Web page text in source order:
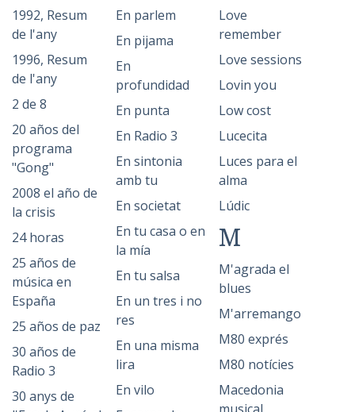
1992, Resum
de l'any
1996, Resum
de l'any
2 de 8
20 años del
programa
"Gong"
2008 el año de
la crisis
24 horas
25 años de
música en
España
25 años de paz
30 años de
Radio 3
30 anys de
En parlem
En pijama
En
profundidad
En punta
En Radio 3
En sintonia
amb tu
En societat
En tu casa o en
la mía
En tu salsa
En un tres i no
res
En una misma
lira
En vilo
Love
remember
Love sessions
Lovin you
Low cost
Lucecita
Luces para el
alma
Lúdic
M
M'agrada el
blues
M'arremango
M80 exprés
M80 notícies
Macedonia